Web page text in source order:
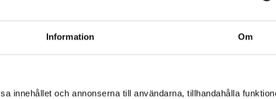
Information Om
innehållet och annonserna till användarna, tillhandahålla
fast och/eller flytande livsmedel, där